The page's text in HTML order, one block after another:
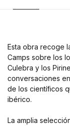
Esta obra recoge
Camps sobre los
Culebra y los
conversaciones
de los científicos
ibérico.
La amplia